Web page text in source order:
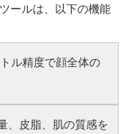
ールは、以下の機能
ル精度で顔全体の
、皮脂、肌の質感を